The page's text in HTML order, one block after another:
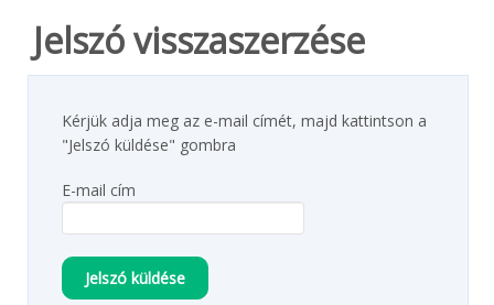
Jelszó visszaszerzése
Kérjük adja meg az e-mail címét, majd kattintson a
"Jelszó küldése" gombra
E-mail cím
Jelszó küldése